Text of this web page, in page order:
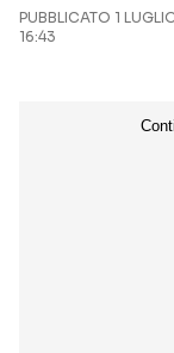
PUBBLICATO 1
16:43